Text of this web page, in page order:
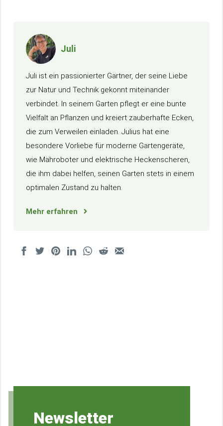
Juli
Juli ist ein passionierter Gärtner, der seine Liebe
zur Natur und Technik gekonnt miteinander
verbindet. In seinem Garten pflegt er eine bunte
Vielfalt an Pflanzen und kreiert zauberhafte Ecken,
die zum Verweilen einladen. Julius hat eine
besondere Vorliebe für moderne Gartengeräte,
wie Mähroboter und elektrische Heckenscheren,
die ihm dabei helfen, seinen Garten stets in einem
optimalen Zustand zu halten.
Mehr erfahren
Newsletter